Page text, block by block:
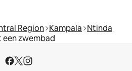
Region Kampala Ntinda
zwembad